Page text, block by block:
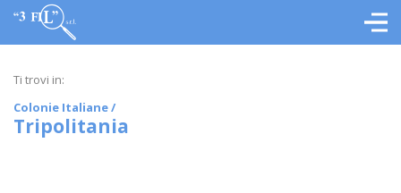
Ti trovi in:
Colonie Italiane/
Tripolitania